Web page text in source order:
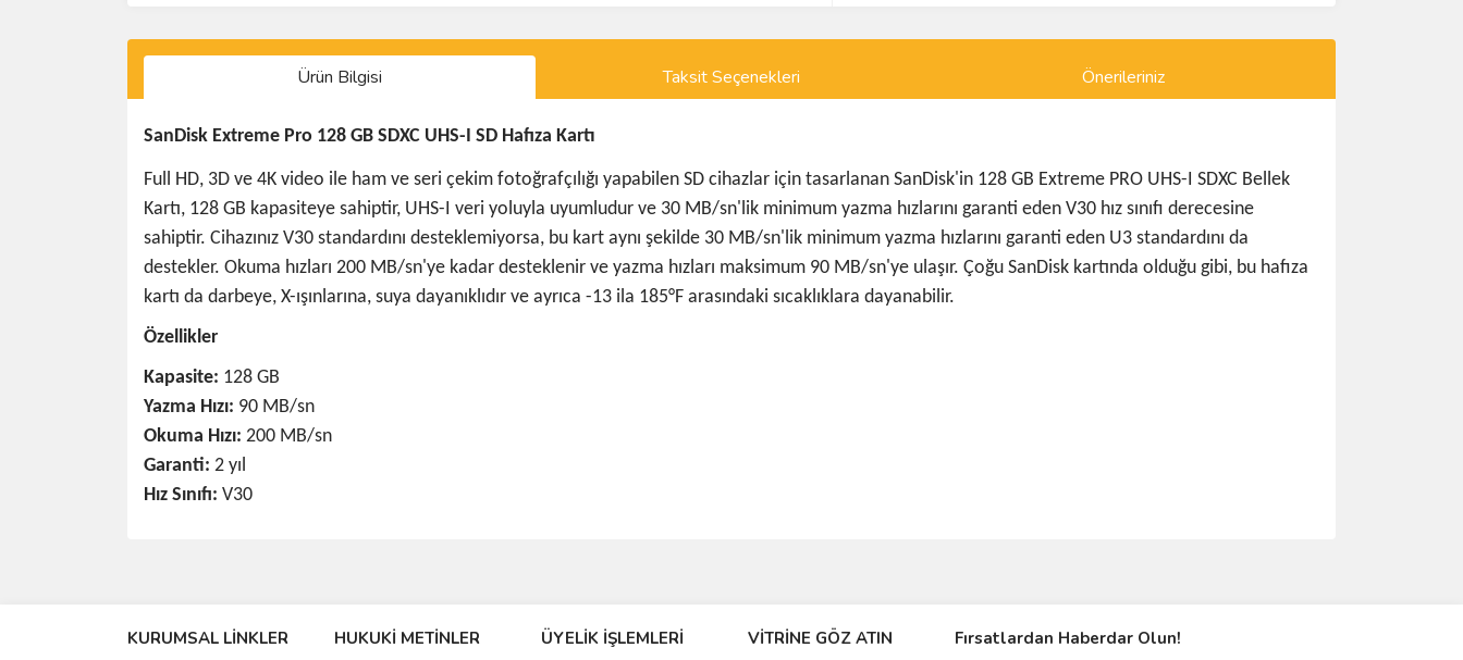
Ürün Bilgisi Taksit Seçenekleri Önerileriniz
SanDisk Extreme Pro 128 GB SDXC UHS-I SD Hafıza Kartı
Full HD, 3D ve 4K video ile ham ve seri çekim fotoğrafçılığı yapabilen SD cihazlar için tasarlanan SanDisk'in 128 GB Extreme PRO UHS-I SDXC Bellek
Kartı, 128 GB kapasiteye sahiptir, UHS-I veri yoluyla uyumludur ve 30 MB/sn'lik minimum yazma hızlarını garanti eden V30 hız sınıfı derecesine
sahiptir. Cihazınız V30 standardını desteklemiyorsa, bu kart aynı şekilde 30 MB/sn'lik minimum yazma hızlarını garanti eden U3 standardını da
destekler. Okuma hızları 200 MB/sn'ye kadar desteklenir ve yazma hızları maksimum 90 MB/sn'ye ulaşır. Çoğu SanDisk kartında olduğu gibi, bu hafıza
kartı da darbeye, X-ışınlarına, suya dayanıklıdır ve ayrıca -13 ila 185°F arasındaki sıcaklıklara dayanabilir.
Özellikler
Kapasite: 128 GB
Yazma Hızı: 90 MB/sn
Okuma Hızı: 200 MB/sn
Garanti: 2 yıl
Hız Sınıfı: V30
Ürün resmi kalitesiz, bozuk veya görüntülenemiyor.
KURUMSAL LİNKLER HUKUKİ METİNLER ÜYELİK İŞLEMLERİ VİTRİNE GÖZ ATIN Fırsatlardan Haberdar Olun!